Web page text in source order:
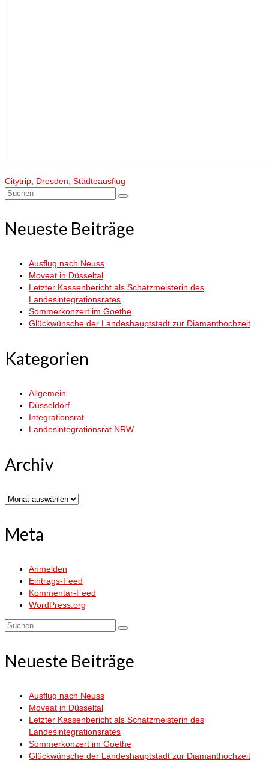
Citytrip Dresden Städteausflug
Suchen
Neueste Beiträge
Ausflug nach Neuss
Moveat in Düsseltal
Letzter Kassenbericht als Schatzmeisterin des
Landesintegrationsrates
Sommerkonzert im Goethe
Glückwünsche der Landeshauptstadt zur Diamanthochzeit
Kategorien
Allgemein
Düsseldorf
Integrationsrat
Landesintegrationsrat NRW
Archiv
Archiv
Meta
Anmelden
Eintrags-Feed
Kommentar-Feed
WordPress.org
Suchen
Neueste Beiträge
Ausflug nach Neuss
Moveat in Düsseltal
Letzter Kassenbericht als Schatzmeisterin des
Landesintegrationsrates
Sommerkonzert im Goethe
Glückwünsche der Landeshauptstadt zur Diamanthochzeit